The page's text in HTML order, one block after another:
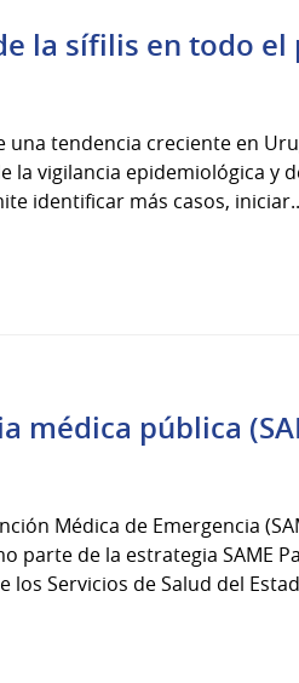
la sífilis en todo el
una tendencia creciente en
la vigilancia epidemiológica y
identificar más casos,
médica pública
Médica de Emergencia
parte de la estrategia SAME
los Servicios de Salud del